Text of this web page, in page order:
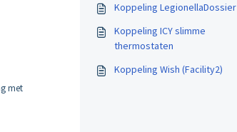
met
Koppeling LegionellaDossier
Koppeling ICY slimme
thermostaten
Koppeling Wish (Facility2)